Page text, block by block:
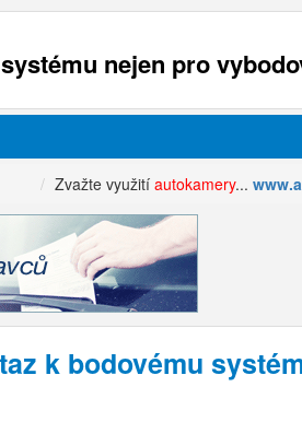
nejen pro
Zvažte využití autokamery...
k bodovému